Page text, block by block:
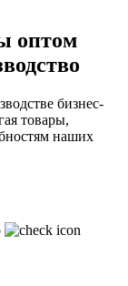
оптом
бизнес-
товары,
наших